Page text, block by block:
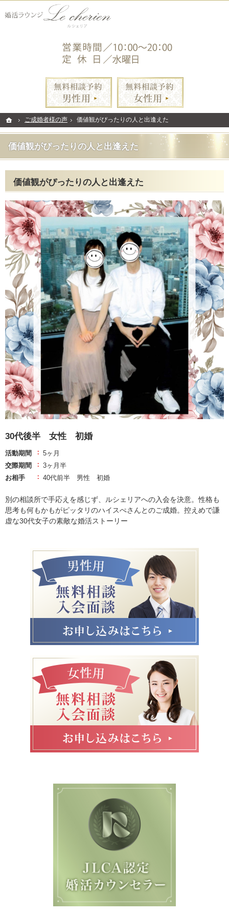
ホーム
ご成婚者様の声 価値観がぴったりの人と出逢えた
価値観がぴったりの人と出逢えた
ご縁を繋ぐ相談所。練馬・池袋・青山の結婚相談所なら当相談所へ。
練馬・池袋・青山の結婚相談所なら手厚いサポートの婚活ラウンジ・ルシェリア
価値観がぴったりの人と出逢えた
30代後半 女性 初婚
活動期間
5ヶ月
交際期間
3ヶ月半
お相手
40代前半 男性 初婚
別の相談所で手応えを感じず、ルシェリアへの入会を決意。性格も
思考も何もかもがピッタリのハイスぺさんとのご成婚。控えめで謙
虚な30代女子の素敵な婚活ストーリー
無料相談予約男性用
ホーム
ご成婚者様の声 価値観がぴったりの人と出逢えた